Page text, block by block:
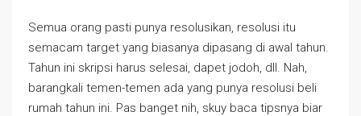
Semua orang pasti punya resolusikan, resolusi itu
semacam target yang biasanya dipasang di awal tahun.
Tahun ini skripsi harus selesai, dapet jodoh, dll. Nah,
barangkali temen-temen ada yang punya resolusi beli
rumah tahun ini. Pas banget nih, skuy baca tipsnya biar